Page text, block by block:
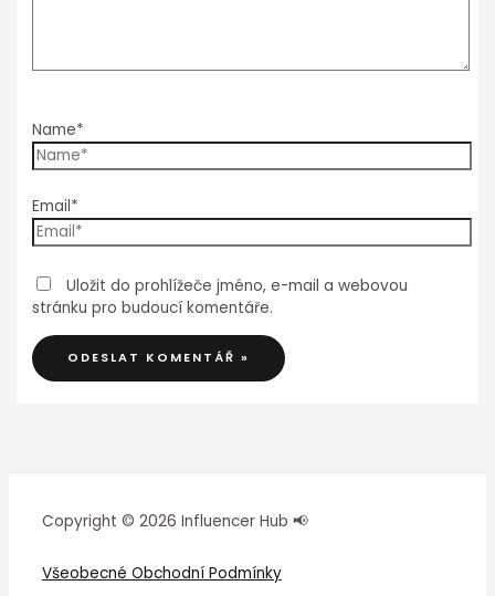
Name*
Email*
Uložit do prohlížeče jméno, e-mail a webovou
stránku pro budoucí komentáře.
Copyright © 2026 Influencer Hub 📢
Všeobecné Obchodní Podmínky